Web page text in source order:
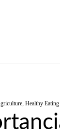
, Healthy Eating